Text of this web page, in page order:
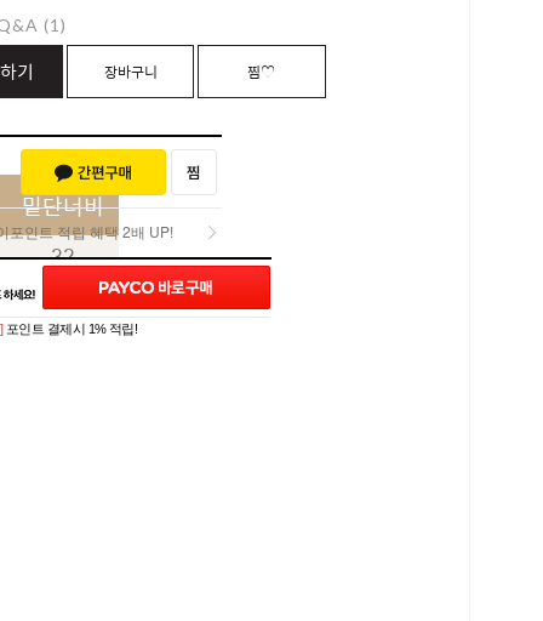
기 장바구니 찜♡
포인트 적립 혜택 2배 UP!
포인트 적립 혜택 2배 UP!
포인트 결제시 1% 적립!
(1)
밑단너비
32